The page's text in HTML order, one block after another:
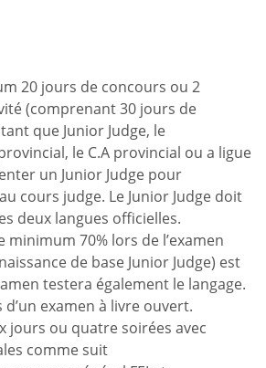
20 jours de concours ou 2
(comprenant 30 jours de
que Junior Judge, le
le C.A provincial ou a ligue
un Junior Judge pour
cours judge. Le Junior Judge doit
deux langues officielles.
minimum 70% lors de l’examen
de base Junior Judge) est
testera également le langage.
d’un examen à livre ouvert.
jours ou quatre soirées avec
comme suit